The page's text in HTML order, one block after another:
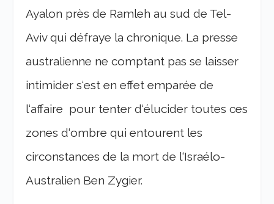
Ayalon près de Ramleh au sud de Tel-
Aviv qui défraye la chronique. La presse
australienne ne comptant pas se laisser
intimider s‘est en effet emparée de
l‘affaire pour tenter d‘élucider toutes ces
zones d‘ombre qui entourent les
circonstances de la mort de l‘Israélo-
Australien Ben Zygier.